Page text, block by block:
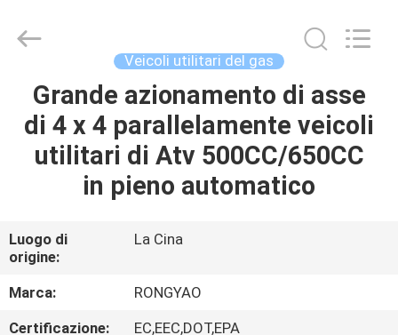
CASA
PRODOTTI
NOI
GIRO
DELLA
Rongyao
Vehicle
Reserved.
Veicoli utilitari del gas
Grande azionamento di asse
di 4 x 4 parallelamente veicoli
utilitari di Atv 500CC/650CC
in pieno automatico
Luogo di
origine:
La Cina
Marca:
RONGYAO
Certificazione:
EC,EEC,DOT,EPA